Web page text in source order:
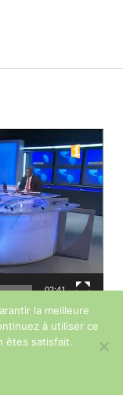
02:41
Un site réalisé par
la meilleure
à utiliser ce
êtes satisfait.